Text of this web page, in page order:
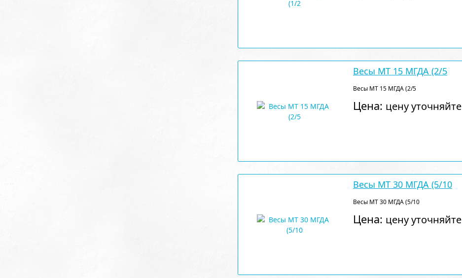
Весы МТ 15 МГДА (2/5
Весы МТ 15 МГДА (2/5
Цена: цену уточняйте
Весы МТ 30 МГДА (5/10
Весы МТ 30 МГДА (5/10
Цена: цену уточняйте